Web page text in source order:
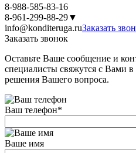
8-988-585-83-16
8-961-299-88-29▼
info@konditeruga.ruЗаказать
Заказать звонок
Оставьте Ваше сообщение и
специалисты свяжутся с Вами
решения Вашего вопроса.
Ваш телефон*
Ваше имя